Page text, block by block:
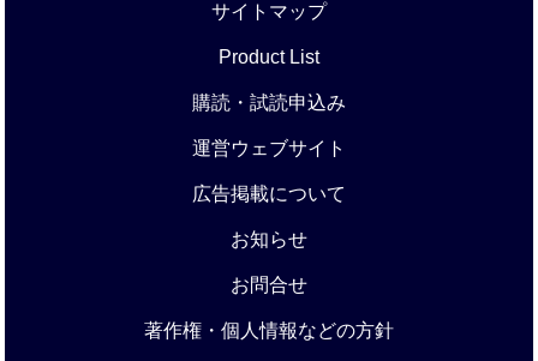
サイトマップ
Product List
購読・試読申込み
運営ウェブサイト
広告掲載について
お知らせ
お問合せ
著作権・個人情報などの方針